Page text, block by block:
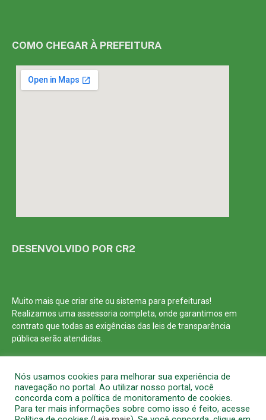
COMO CHEGAR À PREFEITURA
DESENVOLVIDO POR CR2
Muito mais que criar site ou sistema para prefeituras!
Realizamos uma assessoria completa, onde garantimos em
contrato que todas as exigências das leis de transparência
pública serão atendidas.
Nós usamos cookies para melhorar sua experiência de
navegação no portal. Ao utilizar nosso portal, você
concorda com a política de monitoramento de cookies.
Para ter mais informações sobre como isso é feito, acesse